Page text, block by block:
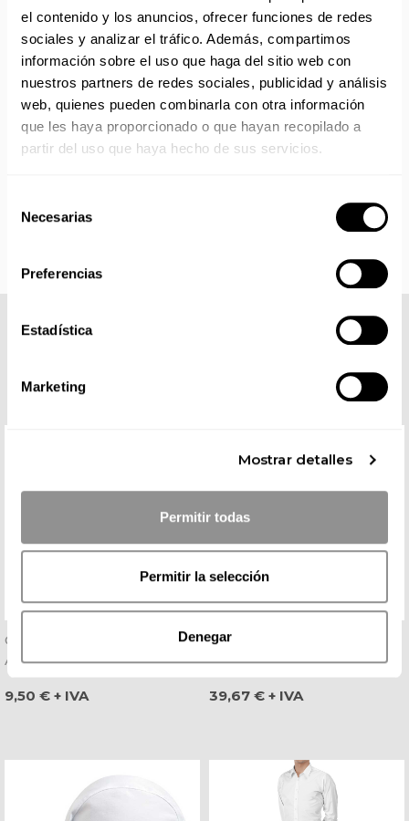
el contenido y los anuncios, ofrecer funciones de redes
sociales y analizar el tráfico. Además, compartimos
información sobre el uso que haga del sitio web con
nuestros partners de redes sociales, publicidad y análisis
web, quienes pueden combinarla con otra información
que les haya proporcionado o que hayan recopilado a
partir del uso que haya hecho de sus servicios.
Necesarias
Preferencias
Estadística
Marketing
Mostrar detalles
Permitir todas
Permitir la selección
Denegar
No realizamos envíos del 10 al 21 de agosto.
Reanudamos envíos el día 24 de agosto para productos
con disponibilidad 24/48 horas.
Si adquieres productos con distinto plazo de entrega, el
pedido se envía cuando está completo.
Los productos sin disponibilidad 24 horas serán servidos a
partir de la fecha indicada en cada producto según fábrica.
IMPORTANTE PERSONALIZACIONES: EL taller de
partir de septiembre.
Gorro Gran Chef De
Algodón Blanco - Egochef
Precio
9,50 € + IVA
Zapato De Cocina Negro
Seguridad Total - Egochef
Precio
39,67 € + IVA